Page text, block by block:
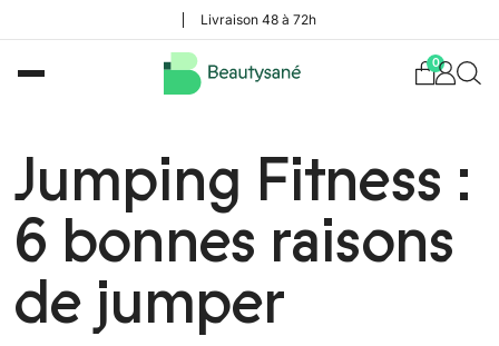
Livraison 48 à 72h
0
Jumping Fitness :
6 bonnes raisons
de jumper